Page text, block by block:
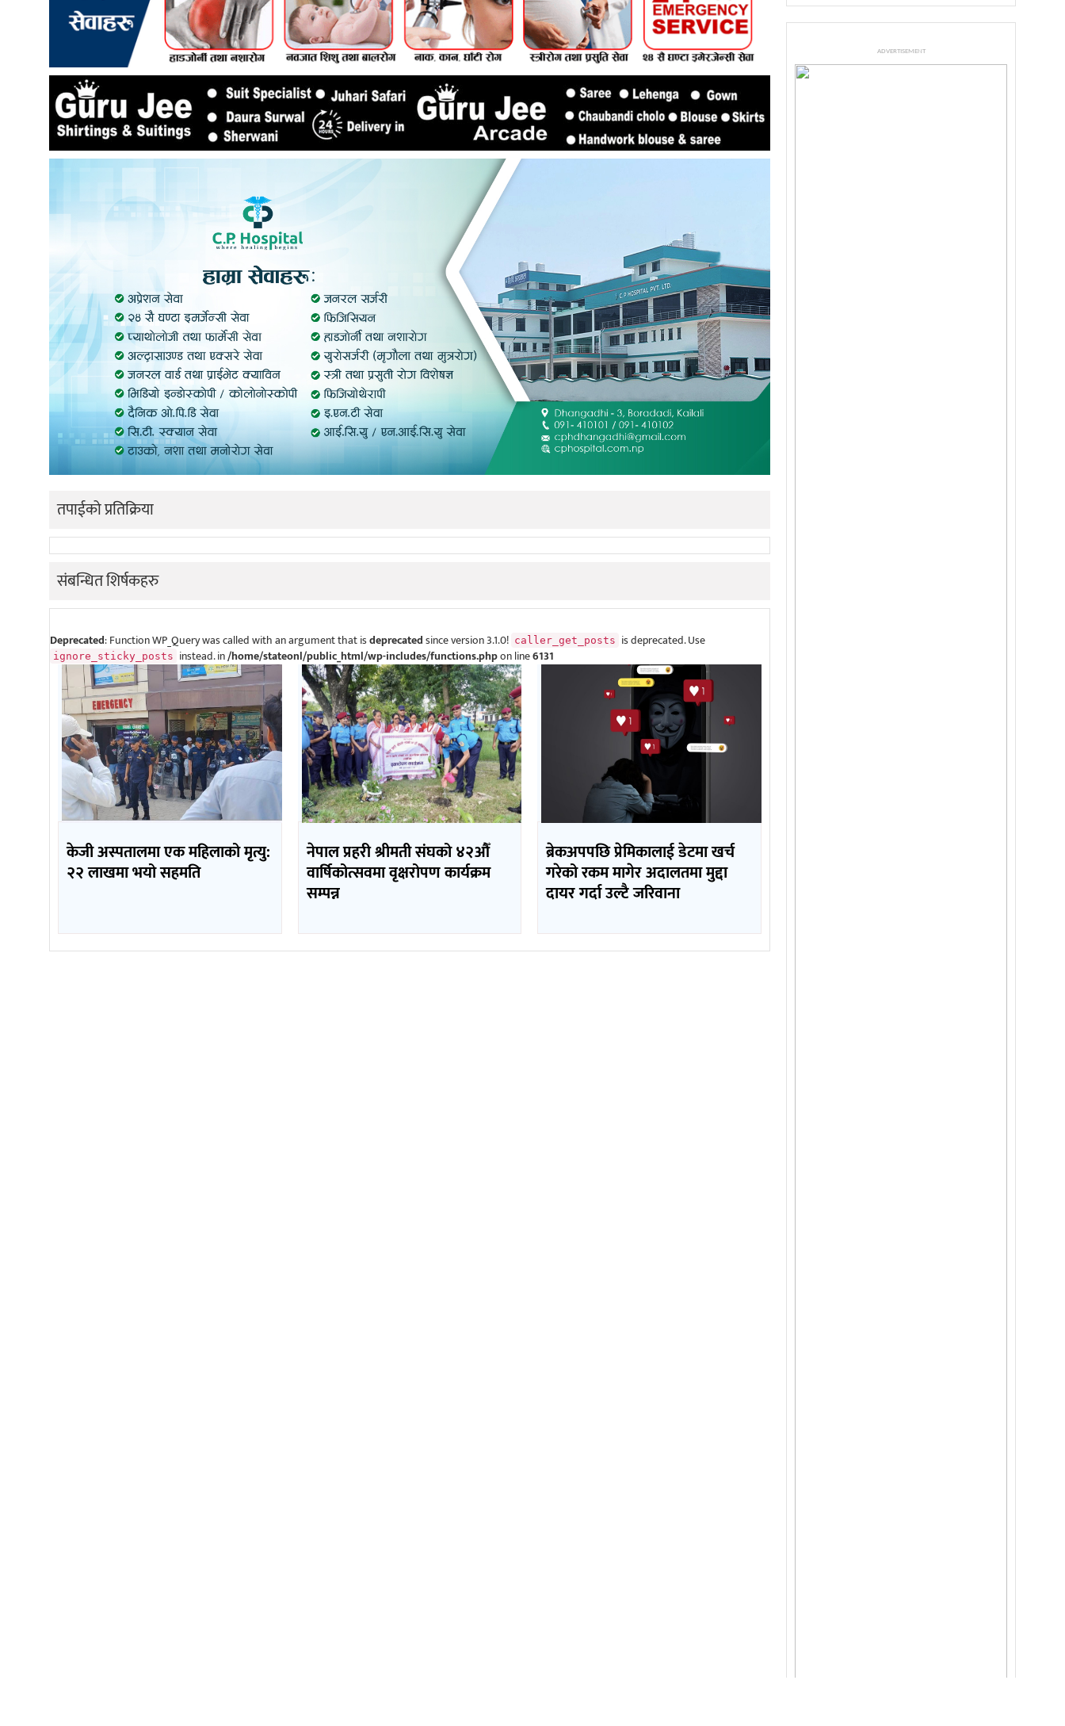
तपाईको प्रतिक्रिया
संबन्धित शिर्षकहरु
Deprecated: Function WP_Query was called with an argument that isdeprecatedsince version 3.1.0! caller_get_posts is deprecated. Use
ignore_sticky_posts instead. in/home/stateonl/public_html/wp-includes/functions.phpon line6131
केजी अस्पतालमा एक महिलाको मृत्यु:
२२ लाखमा भयो सहमति
नेपाल प्रहरी श्रीमती संघको ४२औँ
वार्षिकोत्सवमा वृक्षरोपण कार्यक्रम
सम्पन्न
ब्रेकअपपछि प्रेमिकालाई डेटमा खर्च
गरेको रकम मागेर अदालतमा मुद्दा
दायर गर्दा उल्टै जरिवाना
ADVERTISEMENT